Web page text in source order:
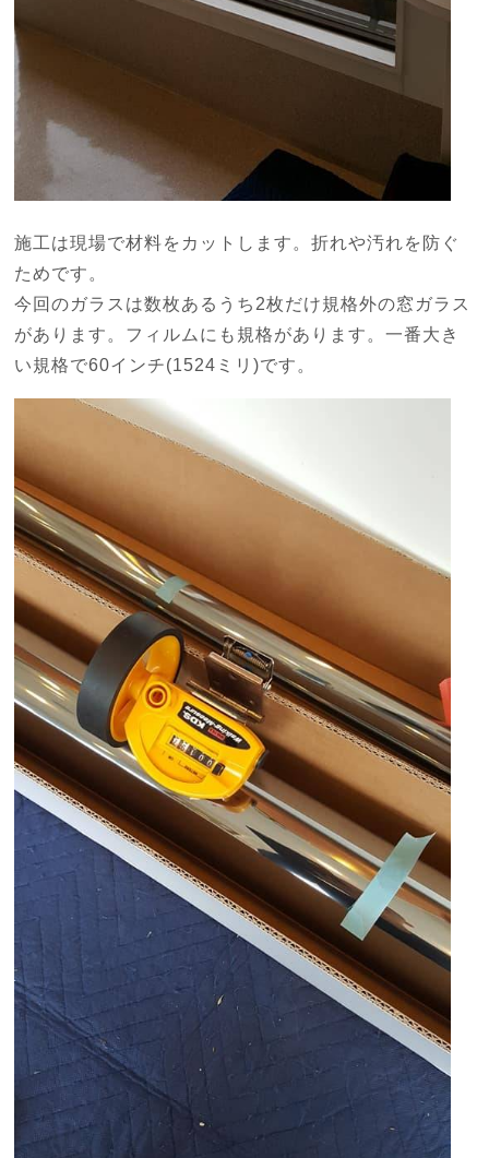
施工は現場で材料をカットします。折れや汚れを防ぐ
ためです。
今回のガラスは数枚あるうち2枚だけ規格外の窓ガラス
があります。フィルムにも規格があります。一番大き
い規格で60インチ(1524ミリ)です。